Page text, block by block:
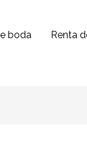
boda Renta